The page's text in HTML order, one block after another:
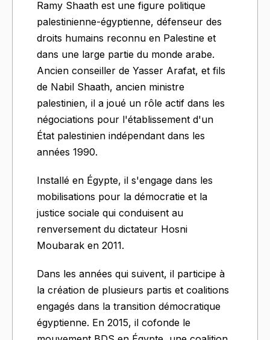
Ramy Shaath est une figure politique
palestinienne-égyptienne, défenseur des
droits humains reconnu en Palestine et
dans une large partie du monde arabe.
Ancien conseiller de Yasser Arafat, et fils
de Nabil Shaath, ancien ministre
palestinien, il a joué un rôle actif dans les
négociations pour l'établissement d'un
État palestinien indépendant dans les
années 1990.
Installé en Égypte, il s'engage dans les
mobilisations pour la démocratie et la
justice sociale qui conduisent au
renversement du dictateur Hosni
Moubarak en 2011.
Dans les années qui suivent, il participe à
la création de plusieurs partis et coalitions
engagés dans la transition démocratique
égyptienne. En 2015, il cofonde le